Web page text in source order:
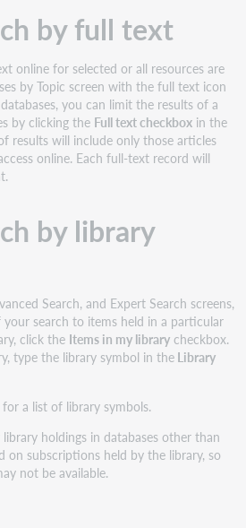
by full text
online for selected or all resources are
by Topic screen with the full text icon
you can limit the results of a
by clicking the Full text checkbox in the
results will include only those articles
online. Each full-text record will
by library
Search, and Expert Search screens,
search to items held in a particular
click the Items in my library checkbox.
type the library symbol in the Library
for a list of library symbols.
holdings in databases other than
on subscriptions held by the library, so
not be available.